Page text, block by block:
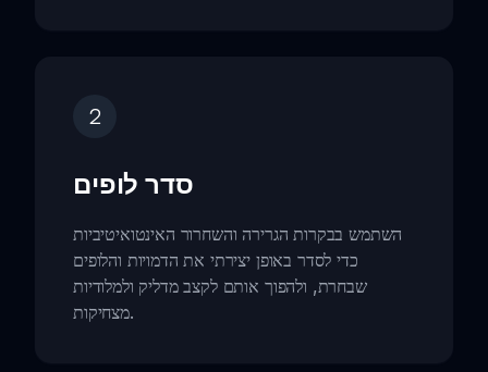
2
סדר לופים
השתמש בבקרות הגרירה והשחרור האינטואיטיביות
כדי לסדר באופן יצירתי את הדמויות והלופים
שבחרת, ולהפוך אותם לקצב מדליק ולמלודיות
מצחיקות.